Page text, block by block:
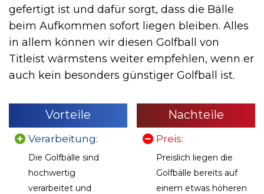
gefertigt ist und dafür sorgt, dass die Bälle
beim Aufkommen sofort liegen bleiben. Alles
in allem können wir diesen Golfball von
Titleist wärmstens weiter empfehlen, wenn er
auch kein besonders günstiger Golfball ist.
Vorteile
Verarbeitung:
Die Golfbälle sind
hochwertig
verarbeitet und
Nachteile
Preis:
Preislich liegen die
Golfbälle bereits auf
einem etwas höheren